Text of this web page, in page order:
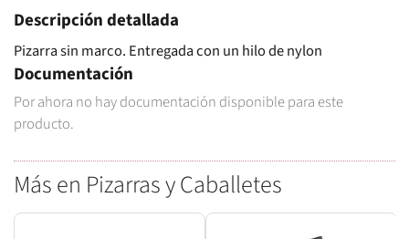
Descripción detallada
Pizarra sin marco. Entregada con un hilo de nylon
Documentación
Por ahora no hay documentación disponible para este
producto.
Más en Pizarras y Caballetes